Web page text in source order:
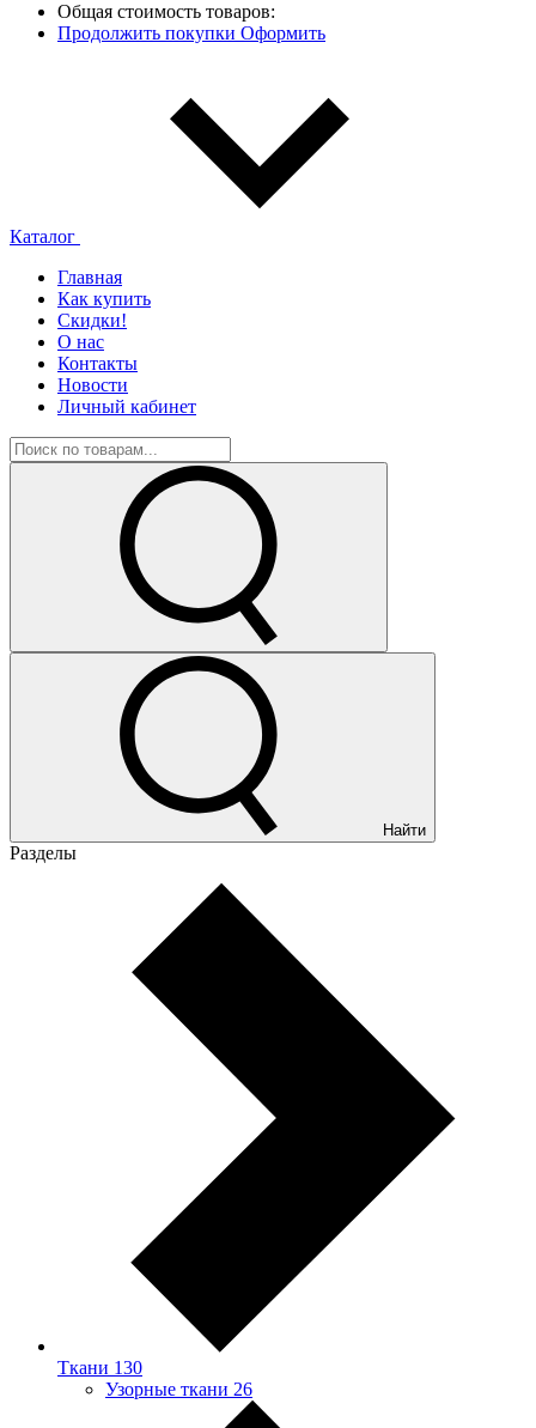
Общая стоимость товаров:
Продолжить покупки Оформить
Каталог
Главная
Как купить
Скидки!
О нас
Контакты
Новости
Личный кабинет
Найти
Разделы
Ткани 130
Узорные ткани 26